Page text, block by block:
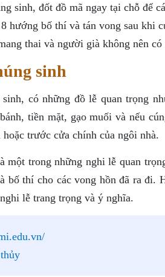
sinh, đốt đồ mã ngay tại chỗ để
hướng bố thí và tán vong sau khi
thai và người già không nên
sinh
có những đồ lễ quan trọng
tiền mặt, gạo muối và nếu
trước cửa chính của ngôi nhà.
một trong những nghi lễ quan
bố thí cho các vong hồn đã ra đi.
lễ trang trọng và ý nghĩa.